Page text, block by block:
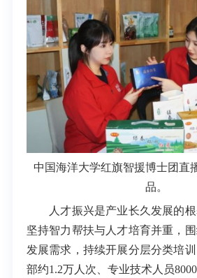
中国海洋大学红旗智援博士团直
品。
人才振兴是产业长久发展的根
坚持智力帮扶与人才培育并重，
发展需求，持续开展分层分类培
部约1.2万人次、专业技术人员